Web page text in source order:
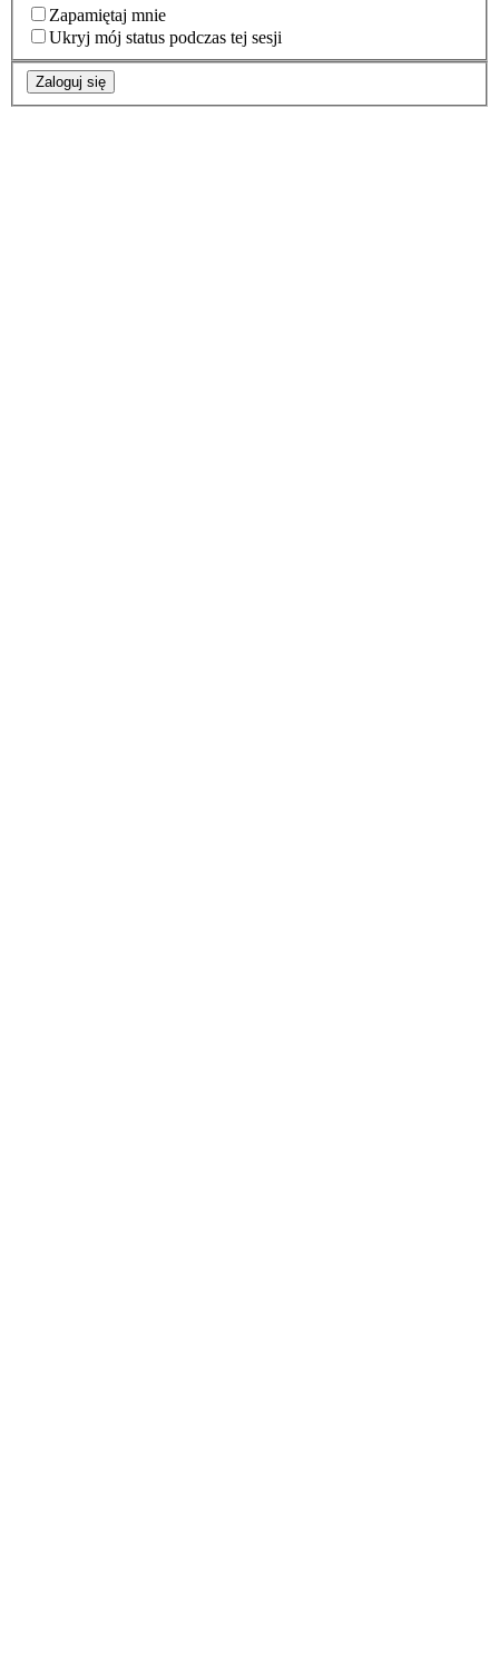
Zapamiętaj mnie
Ukryj mój status podczas tej sesji